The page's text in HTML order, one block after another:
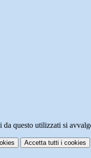
da questo utilizzati si
Accetta tutti i cookies